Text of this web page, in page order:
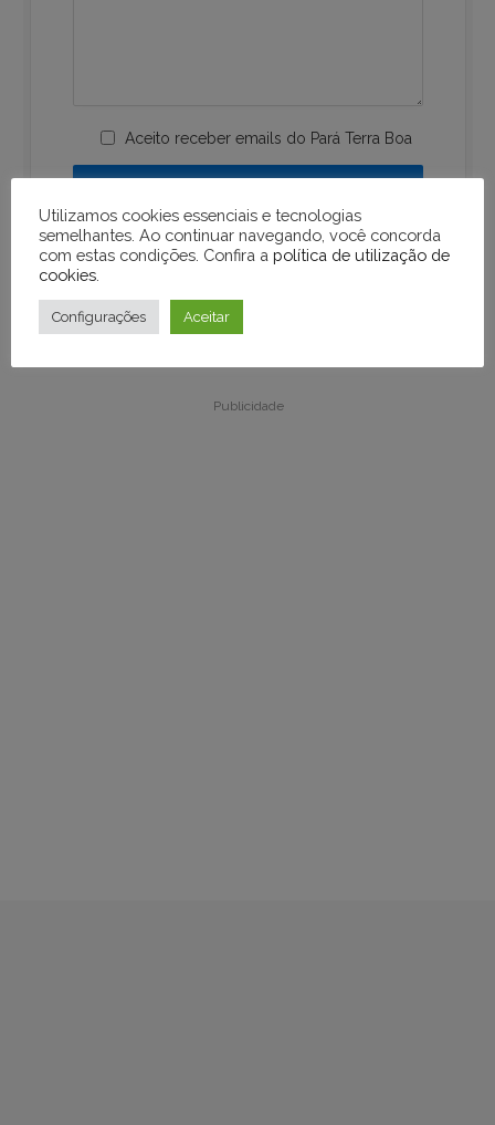
Aceito receber emails do Pará Terra Boa
Publicidade
Publicidade
Utilizamos cookies essenciais e tecnologias
semelhantes. Ao continuar navegando, você concorda
com estas condições. Confira a política de utilização de
cookies
Configurações Aceitar